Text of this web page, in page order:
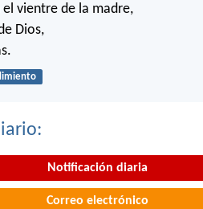
vientre de la madre,
Dios,
Notificación diaria
Correo electrónico